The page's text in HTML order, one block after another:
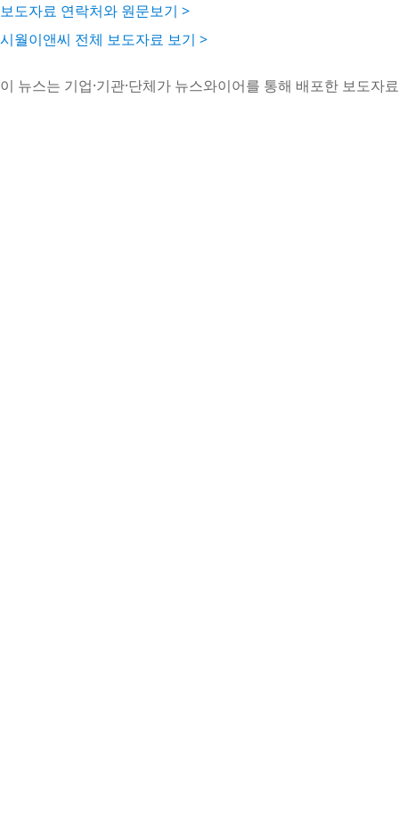
보도자료 연락처와 원문보기 >
시월이앤씨 전체 보도자료 보기 >
이 뉴스는 기업·기관·단체가 뉴스와이어를 통해 배포한 보도자